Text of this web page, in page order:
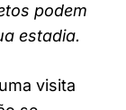
podem
estadia.
visita